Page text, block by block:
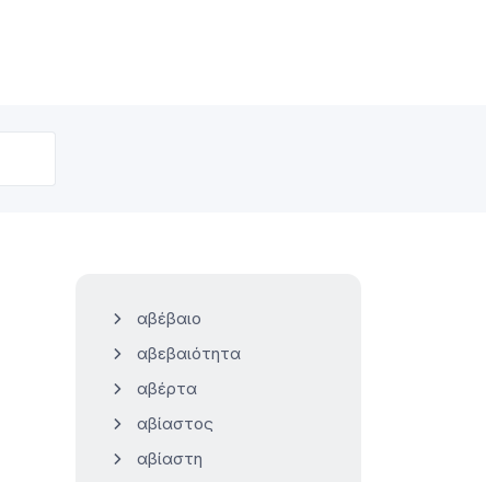
αβέβαιο
αβεβαιότητα
αβέρτα
αβίαστος
αβίαστη